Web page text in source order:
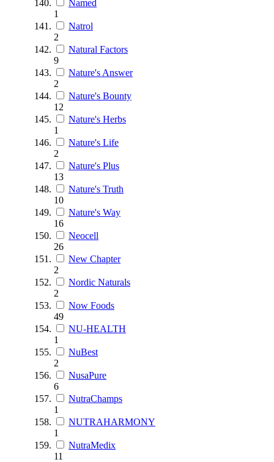
Named
1
Natrol
2
Natural Factors
9
Nature's Answer
2
Nature's Bounty
12
Nature's Herbs
1
Nature's Life
2
Nature's Plus
13
Nature's Truth
10
Nature's Way
16
Neocell
26
New Chapter
2
Nordic Naturals
2
Now Foods
49
NU-HEALTH
1
NuBest
2
NusaPure
6
NutraChamps
1
NUTRAHARMONY
1
NutraMedix
11